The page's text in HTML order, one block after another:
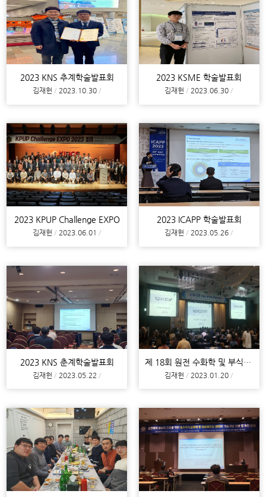
2023 KNS 추계학술발표회
김재헌 2023.10.30
2023 KSME 학술발표회
김재헌 2023.06.30
2023 KPUP Challenge EXPO
김재헌 2023.06.01
2023 ICAPP 학술발표회
김재헌 2023.05.26
2023 KNS 춘계학술발표회
김재헌 2023.05.22
제 18회 원전 수화학 및 부식 워크샵
김재헌 2023.01.20